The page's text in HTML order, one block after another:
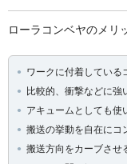
ローラコンベヤのメリ
ワークに付着している
比較的、衝撃などに強
アキュームとしても使
搬送の挙動を自在にコ
搬送方向をカーブさせ